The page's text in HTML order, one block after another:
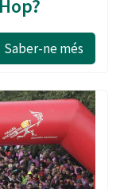
Saber-ne més